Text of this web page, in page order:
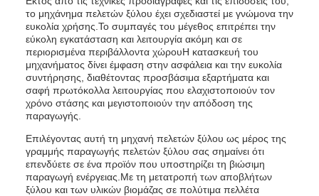
το μηχάνημα πελετών ξύλου έχει σχεδιαστεί με γνώμονα την
ευκολία χρήσης.Το συμπαγές του μέγεθος επιτρέπει την
εύκολη εγκατάσταση και λειτουργία ακόμη και σε
περιορισμένα περιβάλλοντα χώρουΗ κατασκευή του
μηχανήματος δίνει έμφαση στην ασφάλεια και την ευκολία
συντήρησης, διαθέτοντας προσβάσιμα εξαρτήματα και
σαφή πρωτόκολλα λειτουργίας που ελαχιστοποιούν τον
χρόνο στάσης και μεγιστοποιούν την απόδοση της
παραγωγής.
Επιλέγοντας αυτή τη μηχανή πελετών ξύλου ως μέρος της
γραμμής παραγωγής πελετών ξύλου σας σημαίνει ότι
επενδύετε σε ένα προϊόν που υποστηρίζει τη βιώσιμη
παραγωγή ενέργειας.Με τη μετατροπή των αποβλήτων
ξύλου και των υλικών βιομάζας σε πολύτιμα πελλέτα